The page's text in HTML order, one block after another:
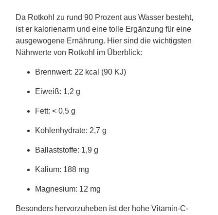
Da Rotkohl zu rund 90 Prozent aus Wasser besteht,
ist er kalorienarm und eine tolle Ergänzung für eine
ausgewogene Ernährung. Hier sind die wichtigsten
Nährwerte von Rotkohl im Überblick:
Brennwert: 22 kcal (90 KJ)
Eiweiß: 1,2 g
Fett: < 0,5 g
Kohlenhydrate: 2,7 g
Ballaststoffe: 1,9 g
Kalium: 188 mg
Magnesium: 12 mg
Besonders hervorzuheben ist der hohe Vitamin-C-